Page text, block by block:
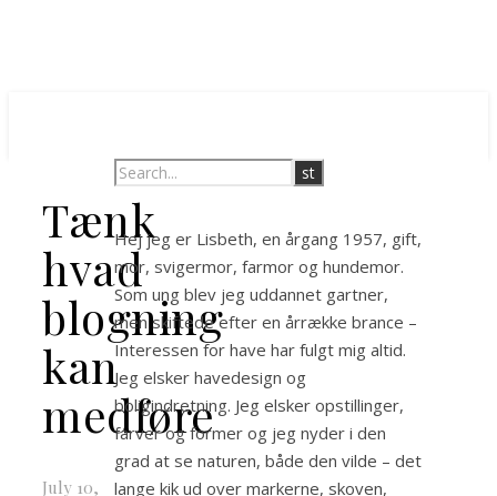
Tænk
hvad
blogning
kan
medføre
July 10,
Hej jeg er Lisbeth, en årgang 1957, gift,
mor, svigermor, farmor og hundemor.
Som ung blev jeg uddannet gartner,
men skiftede efter en årrække brance –
Interessen for have har fulgt mig altid.
Jeg elsker havedesign og
boligindretning. Jeg elsker opstillinger,
farver og former og jeg nyder i den
grad at se naturen, både den vilde – det
lange kik ud over markerne, skoven,